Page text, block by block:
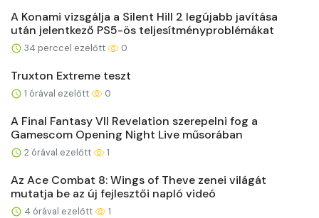
A Konami vizsgálja a Silent Hill 2 legújabb javítása
után jelentkező PS5-ös teljesítményproblémákat
34 perccel ezelőtt 0
Truxton Extreme teszt
1 órával ezelőtt 0
A Final Fantasy VII Revelation szerepelni fog a
Gamescom Opening Night Live műsorában
2 órával ezelőtt 1
Az Ace Combat 8: Wings of Theve zenei világát
mutatja be az új fejlesztői napló videó
4 órával ezelőtt 1